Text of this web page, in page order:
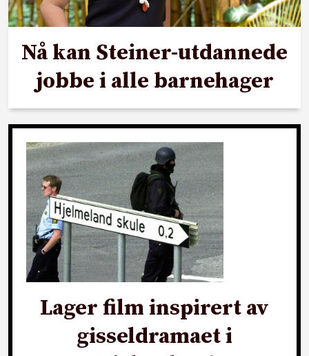
Nå kan Steiner-utdannede
jobbe i alle barnehager
Lager film inspirert av
gisseldramaet i